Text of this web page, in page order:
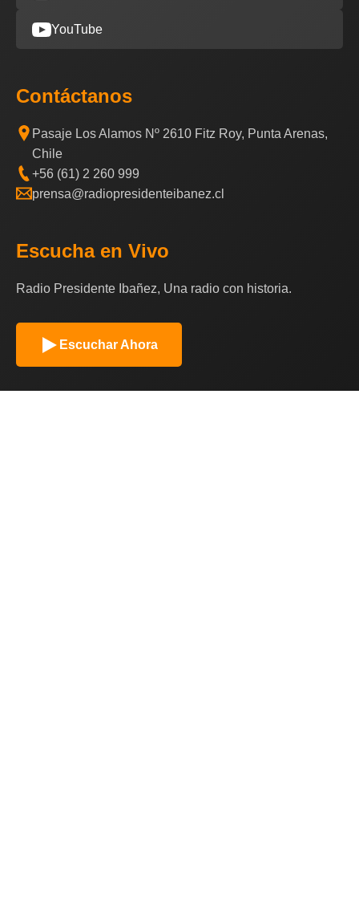
YouTube
Contáctanos
Pasaje Los Alamos Nº 2610 Fitz Roy, Punta Arenas,
Chile
+56 (61) 2 260 999
prensa@radiopresidenteibanez.cl
Escucha en Vivo
Radio Presidente Ibañez, Una radio con historia.
Escuchar Ahora